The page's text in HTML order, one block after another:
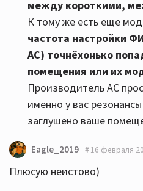
между короткими,
К тому же есть еще
частота настройки
АС) точнёхонько
помещения или их
Производитель АС
именно у вас
заглушено ваше
Eagle_2019 16 февраля
Плюсую неистово)